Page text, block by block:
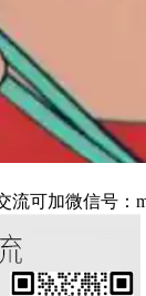
可加微信号：